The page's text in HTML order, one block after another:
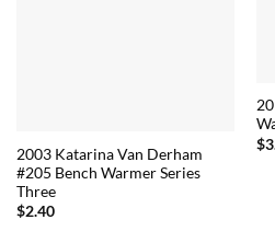
2003 Katarina Van Derham
#205 Bench Warmer Series
Three
$2.40
$